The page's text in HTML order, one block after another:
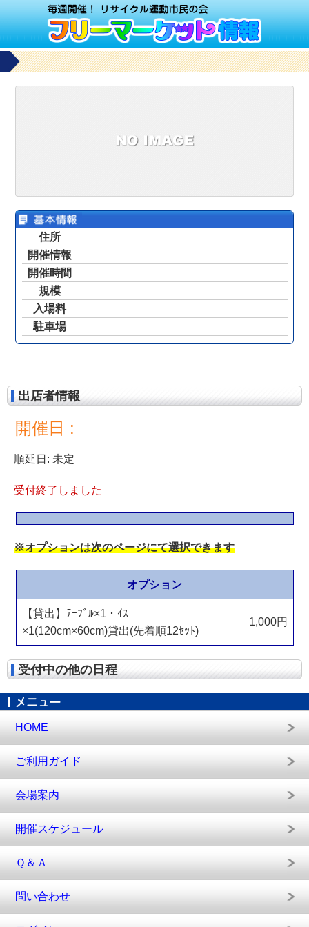
住所
開催情報
開催時間
規模
入場料
駐車場
出店者情報
開催日 :
順延日: 未定
受付終了しました
※オプションは次のページにて選択できます
オプション
【貸出】ﾃｰﾌﾞﾙ×1・ｲｽ
×1(120cm×60cm)貸出(先着順12ｾｯﾄ)
1,000円
受付中の他の日程
HOME
ご利用ガイド
会場案内
開催スケジュール
Ｑ＆Ａ
問い合わせ